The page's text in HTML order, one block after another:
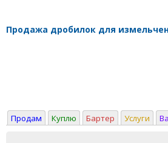
Продажа дробилок для
Продам Куплю Бартер Услуги